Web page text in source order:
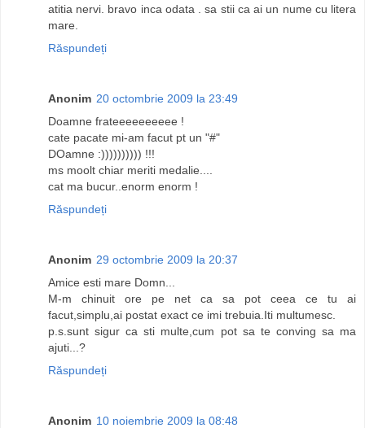
atitia nervi. bravo inca odata . sa stii ca ai un nume cu litera
mare.
Răspundeți
Anonim 20 octombrie 2009 la 23:49
Doamne frateeeeeeeeee !
cate pacate mi-am facut pt un "#"
DOamne :)))))))))) !!!
ms moolt chiar meriti medalie....
cat ma bucur..enorm enorm !
Răspundeți
Anonim 29 octombrie 2009 la 20:37
Amice esti mare Domn...
M-m chinuit ore pe net ca sa pot ceea ce tu ai
facut,simplu,ai postat exact ce imi trebuia.Iti multumesc.
p.s.sunt sigur ca sti multe,cum pot sa te conving sa ma
ajuti...?
Răspundeți
Anonim 10 noiembrie 2009 la 08:48